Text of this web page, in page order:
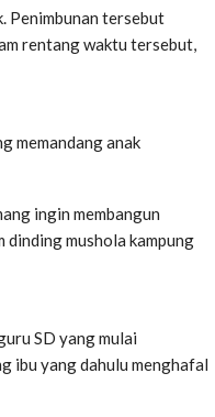
Penimbunan tersebut
rentang waktu tersebut,
memandang anak
ingin membangun
mushola kampung
SD yang mulai
ibu yang dahulu menghafal